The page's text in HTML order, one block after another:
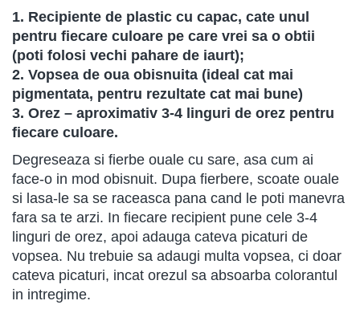
1. Recipiente de plastic cu capac, cate unul
pentru fiecare culoare pe care vrei sa o obtii
(poti folosi vechi pahare de iaurt);
2. Vopsea de oua obisnuita (ideal cat mai
pigmentata, pentru rezultate cat mai bune)
3. Orez – aproximativ 3-4 linguri de orez pentru
fiecare culoare.
Degreseaza si fierbe ouale cu sare, asa cum ai
face-o in mod obisnuit. Dupa fierbere, scoate ouale
si lasa-le sa se raceasca pana cand le poti manevra
fara sa te arzi. In fiecare recipient pune cele 3-4
linguri de orez, apoi adauga cateva picaturi de
vopsea. Nu trebuie sa adaugi multa vopsea, ci doar
cateva picaturi, incat orezul sa absoarba colorantul
in intregime.